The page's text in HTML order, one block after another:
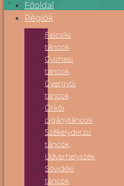
Főoldal
Régiók
Felcsíki
táncok
Gyimesi
táncok
Gyergyói
táncok
Örkői
cigánytáncok
Székelyderzsi
táncok,
Udvarhelyszék
Sóvidéki
táncok